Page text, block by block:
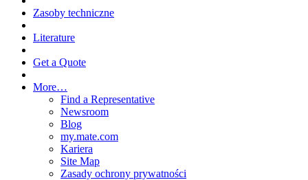
Zasoby techniczne
Literature
Get a Quote
More…
Find a Representative
Newsroom
Blog
my.mate.com
Kariera
Site Map
Zasady ochrony prywatności